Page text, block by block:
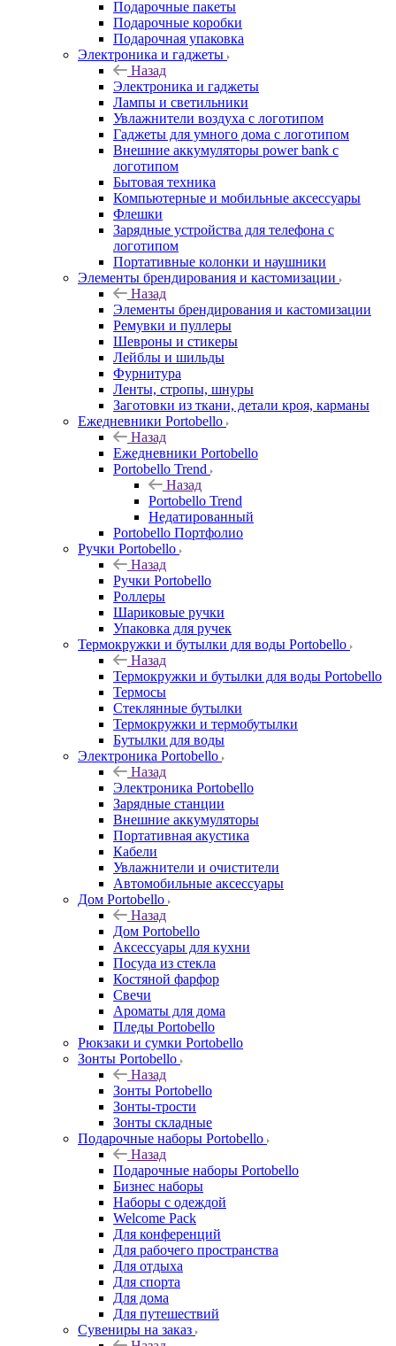
Подарочные пакеты
Подарочные коробки
Подарочная упаковка
Электроника и гаджеты
Назад
Электроника и гаджеты
Лампы и светильники
Увлажнители воздуха с логотипом
Гаджеты для умного дома с логотипом
Внешние аккумуляторы power bank с
логотипом
Бытовая техника
Компьютерные и мобильные аксессуары
Флешки
Зарядные устройства для телефона с
логотипом
Портативные колонки и наушники
Элементы брендирования и кастомизации
Назад
Элементы брендирования и кастомизации
Ремувки и пуллеры
Шевроны и стикеры
Лейблы и шильды
Фурнитура
Ленты, стропы, шнуры
Заготовки из ткани, детали кроя, карманы
Ежедневники Portobello
Назад
Ежедневники Portobello
Portobello Trend
Назад
Portobello Trend
Недатированный
Portobello Портфолио
Ручки Portobello
Назад
Ручки Portobello
Роллеры
Шариковые ручки
Упаковка для ручек
Термокружки и бутылки для воды Portobello
Назад
Термокружки и бутылки для воды Portobello
Термосы
Стеклянные бутылки
Термокружки и термобутылки
Бутылки для воды
Электроника Portobello
Назад
Электроника Portobello
Зарядные станции
Внешние аккумуляторы
Портативная акустика
Кабели
Увлажнители и очистители
Автомобильные аксессуары
Дом Portobello
Назад
Дом Portobello
Аксессуары для кухни
Посуда из стекла
Костяной фарфор
Свечи
Ароматы для дома
Пледы Portobello
Рюкзаки и сумки Portobello
Зонты Portobello
Назад
Зонты Portobello
Зонты-трости
Зонты складные
Подарочные наборы Portobello
Назад
Подарочные наборы Portobello
Бизнес наборы
Наборы с одеждой
Welcome Pack
Для конференций
Для рабочего пространства
Для отдыха
Для спорта
Для дома
Для путешествий
Сувениры на заказ